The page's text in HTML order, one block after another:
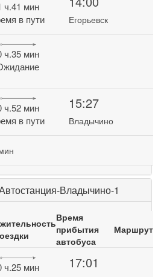
ч.41 мин
в пути
Егорьевск
ч.35 мин
ч.52 мин
в пути
15:27
Владычино
Владычино-1
Время
прибытия
автобуса
Маршрут
ч.25 мин
17:01